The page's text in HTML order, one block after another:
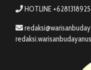
HOTLINE